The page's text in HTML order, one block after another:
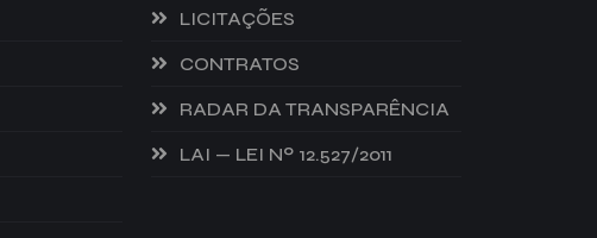
LICITAÇÕES
CONTRATOS
RADAR DA TRANSPARÊNCIA
LAI — LEI Nº 12.527/2011